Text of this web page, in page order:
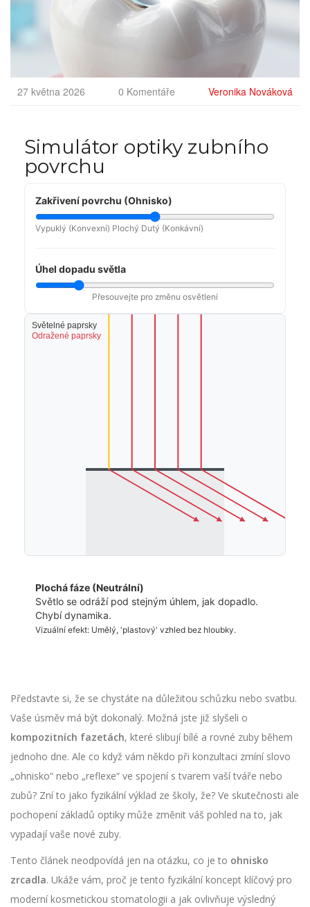
27 května 2026 0 Komentáře Veronika Nováková
Simulátor optiky zubního
povrchu
Zakřivení povrchu (Ohnisko)
Vypuklý (Konvexní) Plochý Dutý (Konkávní)
Úhel dopadu světla
Přesouvejte pro změnu osvětlení
Plochá fáze (Neutrální)
Světlo se odráží pod stejným úhlem, jak dopadlo.
Chybí dynamika.
Vizuální efekt: Umělý, 'plastový' vzhled bez hloubky.
Představte si, že se chystáte na důležitou schůzku nebo svatbu.
Vaše úsměv má být dokonalý. Možná jste již slyšeli o
kompozitních fazetách, které slibují bílé a rovné zuby během
jednoho dne. Ale co když vám někdo při konzultaci zmíní slovo
„ohnisko“ nebo „reflexe“ ve spojení s tvarem vaší tváře nebo
zubů? Zní to jako fyzikální výklad ze školy, že? Ve skutečnosti ale
pochopení základů optiky může změnit váš pohled na to, jak
vypadají vaše nové zuby.
Tento článek neodpovídá jen na otázku, co je to ohnisko
zrcadla. Ukáže vám, proč je tento fyzikální koncept klíčový pro
moderní kosmetickou stomatologii a jak ovlivňuje výsledný